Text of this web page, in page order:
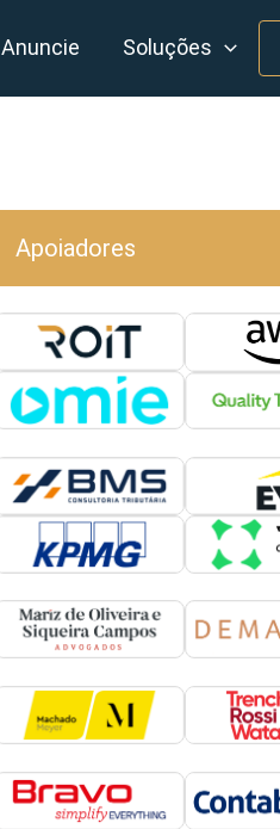
Anuncie Soluções
Apoiadores